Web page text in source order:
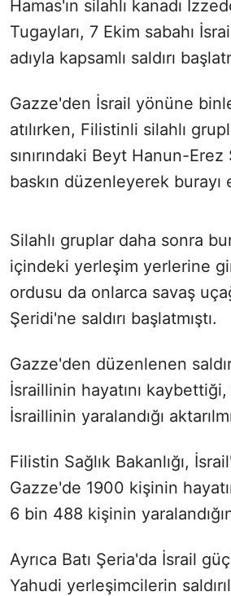
Hamas'ın silahlı kanadı
Tugayları, 7 Ekim sabahı
adıyla kapsamlı saldırı
Gazze'den İsrail yönüne
atılırken, Filistinli silahlı
sınırındaki Beyt Hanun-Erez
baskın düzenleyerek burayı
Silahlı gruplar daha sonra
içindeki yerleşim yerlerine
ordusu da onlarca savaş
Şeridi'ne saldırı başlatmıştı.
Gazze'den düzenlenen
İsraillinin hayatını
İsraillinin yaralandığı
Filistin Sağlık Bakanlığı,
Gazze'de 1900 kişinin
6 bin 488 kişinin
Ayrıca Batı Şeria'da İsrail
Yahudi yerleşimcilerin